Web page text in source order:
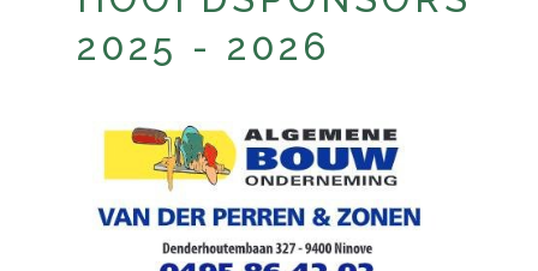
2025 - 2026